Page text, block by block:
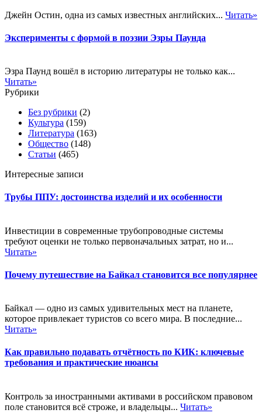
Джейн Остин, одна из самых известных английских... Читать»
Эксперименты с формой в поэзии Эзры Паунда
Эзра Паунд вошёл в историю литературы не только как...
Читать»
Рубрики
Без рубрики (2)
Культура (159)
Литература (163)
Общество (148)
Статьи (465)
Интересные записи
Трубы ППУ: достоинства изделий и их особенности
Инвестиции в современные трубопроводные системы
требуют оценки не только первоначальных затрат, но и...
Читать»
Почему путешествие на Байкал становится все популярнее
Байкал — одно из самых удивительных мест на планете,
которое привлекает туристов со всего мира. В последние...
Читать»
Как правильно подавать отчётность по КИК: ключевые
требования и практические нюансы
Контроль за иностранными активами в российском правовом
поле становится всё строже, и владельцы... Читать»